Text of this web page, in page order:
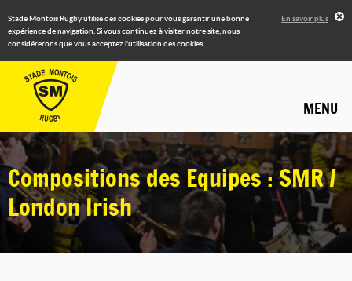
Stade Montois Rugby utilise des cookies pour vous garantir une bonne
expérience de navigation. Si vous continuez à visiter notre site, nous
considérerons que vous acceptez l'utilisation des cookies.
En savoir plus
MENU
Compositions des Equipes : SMR /
London Irish